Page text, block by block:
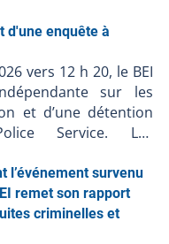
d'une enquête à
vers 12 h 20, le BEI
sur les
et d’une détention
Service. Les
au BEI
2026 vers 22 h 06,
l’arrestation d’une
policiers auraient
policiers auraient
l’événement survenu
remet son rapport
criminelles et